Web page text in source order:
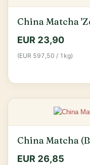
China Matcha
EUR 23,90
(EUR 597,50 / 1kg)
China Matcha
EUR 26,85